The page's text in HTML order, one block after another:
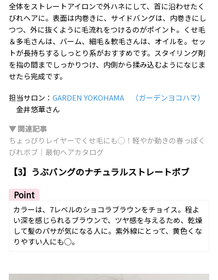
全体をストレートアイロンで外ハネにして、首に沿わせたく
びれヘアに。表面は内巻きに、サイドバングは、内巻きにし
つつ、外に抜くように毛流れをつけるのがポイント。くせ毛
＆多毛さんは、バーム、細毛＆軟毛さんは、オイルを。セッ
トが長持ちするしっとり系がおすすめです。スタイリング剤
を指の間までしっかりつけ、内側から揉み込むようになじま
せたら完成です。
担当サロン： GARDEN YOKOHAMA （ガーデンヨコハマ）
金井悠華さん
▼ 関連記事
ちょっぴりレイヤーでくせ毛にも◯！軽やか動きの春っぽく
びれボブ｜最旬ヘアカタログ
【3】うぶバングのナチュラルストレートボブ
Point
カラーは、7レベルのショコラブラウンをチョイス。程よ
い深を感じられるブラウンで、ツヤ感を与えるため、乾燥
して髪のパサが気になる人に。紫外線にとって、黄色くな
りやすい人にも◯。